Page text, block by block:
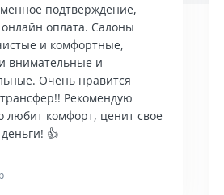
подтверждение,
оплата. Салоны
и комфортные,
внимательные и
Очень нравится
Рекомендую
любит комфорт, ценит свое
👍